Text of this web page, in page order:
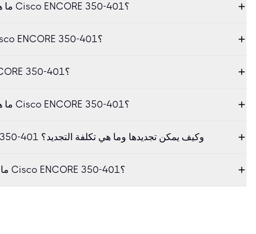
ما هي المتطلبات الأساسية لإجراء امتحان Cisco ENCORE 350-401؟
ما هي المواضيع التي يغطيها اختبار Cisco ENCORE 350-401؟
ما هي مدة صلاحية شهادة Cisco ENCORE 350-401؟
ما هو شكل الامتحان للحصول على شهادة Cisco ENCORE 350-401؟
ما هي مدة صلاحية Cisco ENCORE 350-401 وكيف يمكن تجديدها وما هي تكلفة التجديد؟
ما هي مواد الدراسة الموصى بها لامتحان Cisco ENCORE 350-401؟